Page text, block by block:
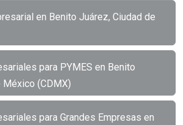
en Benito Juárez, Ciudad de
para PYMES en Benito
México (CDMX)
para Grandes Empresas en